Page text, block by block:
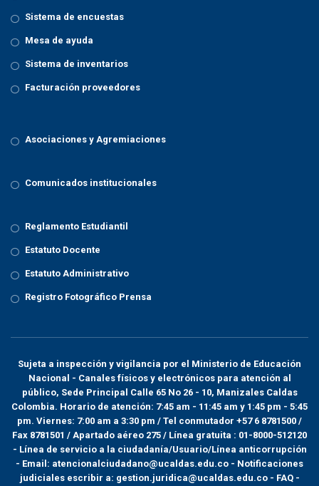
Sistema de encuestas
Mesa de ayuda
Sistema de inventarios
Facturación proveedores
Asociaciones y Agremiaciones
Comunicados institucionales
Reglamento Estudiantil
Estatuto Docente
Estatuto Administrativo
Registro Fotográfico Prensa
Sujeta a inspección y vigilancia por el Ministerio de Educación
Nacional - Canales físicos y electrónicos para atención al
público, Sede Principal Calle 65 No 26 - 10, Manizales Caldas
Colombia. Horario de atención: 7:45 am - 11:45 am y 1:45 pm - 5:45
pm. Viernes: 7:00 am a 3:30 pm / Tel conmutador +57 6 8781500 /
Fax 8781501 / Apartado aéreo 275 / Línea gratuita : 01-8000-512120
- Línea de servicio a la ciudadanía/Usuario/Línea anticorrupción
- Email: atencionalciudadano@ucaldas.edu.co - Notificaciones
judiciales escribir a: gestion.juridica@ucaldas.edu.co - FAQ -